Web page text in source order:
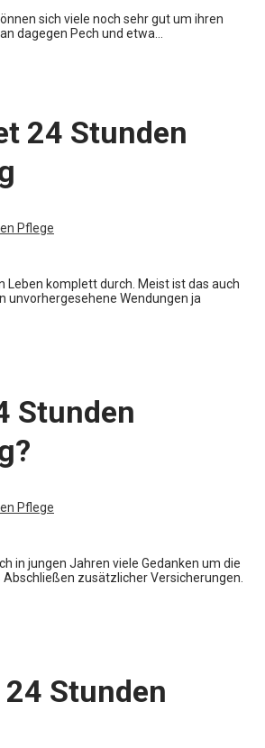
sich viele noch sehr gut um ihren
dagegen Pech und etwa...
24 Stunden
Pflege
Leben komplett durch. Meist ist das auch
unvorhergesehene Wendungen ja
Stunden
Pflege
in jungen Jahren viele Gedanken um die
zusätzlicher Versicherungen.
Stunden